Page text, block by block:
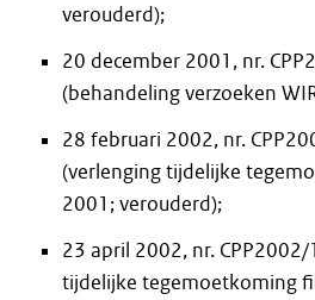
verouderd);
20 december 2001, nr.
(behandeling verzoeken
28 februari 2002, nr.
(verlenging tijdelijke
2001; verouderd);
23 april 2002, nr.
tijdelijke tegemoetkoming